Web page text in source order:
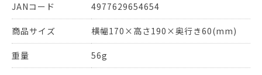
JANコード 4977629654654
商品サイズ 横幅170×高さ190×奥行き60(mm)
重量 56g